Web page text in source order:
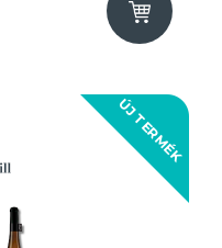
ÚJ TERMÉK